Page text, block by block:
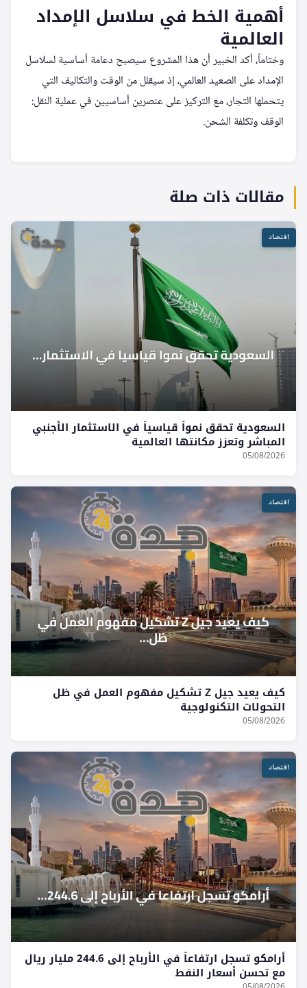
أهمية الخط في سلاسل الإمداد
العالمية
وختاماً، أكد الخبير أن هذا المشروع سيصبح دعامة أساسية لسلاسل
الإمداد على الصعيد العالمي، إذ سيقلل من الوقت والتكاليف التي
يتحملها التجار، مع التركيز على عنصرين أساسيين في عملية النقل:
الوقف وتكلفة الشحن.
مقالات ذات صلة
اقتصاد
السعودية تحقق نمواً قياسياً في الاستثمار الأجنبي
المباشر وتعزز مكانتها العالمية
05/08/2026
اقتصاد
كيف يعيد جيل Z تشكيل مفهوم العمل في ظل
التحولات التكنولوجية
05/08/2026
اقتصاد
أرامكو تسجل ارتفاعاً في الأرباح إلى 244.6 مليار ريال
مع تحسن أسعار النفط